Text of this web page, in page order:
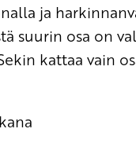
ja
suurin osa on
kattaa vain